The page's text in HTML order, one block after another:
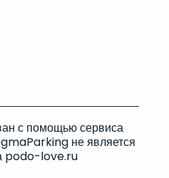
с помощью сервиса
не является
podo-love.ru